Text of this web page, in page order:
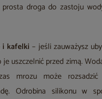
droga do zastoju
i kafelki– jeśli zauważysz
uszczelnić przed zimą.
mrozu może
Odrobina silikonu w